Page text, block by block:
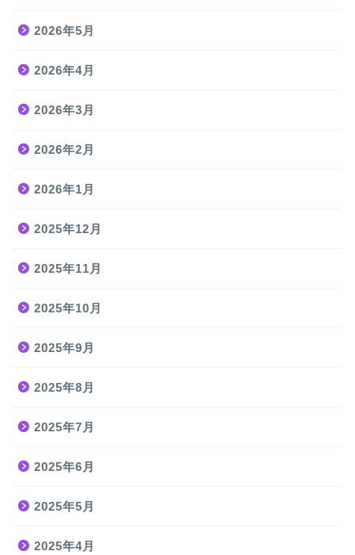
2026年5月
2026年4月
2026年3月
2026年2月
2026年1月
2025年12月
2025年11月
2025年10月
2025年9月
2025年8月
2025年7月
2025年6月
2025年5月
2025年4月